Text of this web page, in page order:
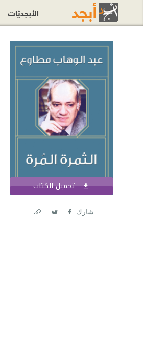
تحميل الكتاب
شارك
الأبجديّات